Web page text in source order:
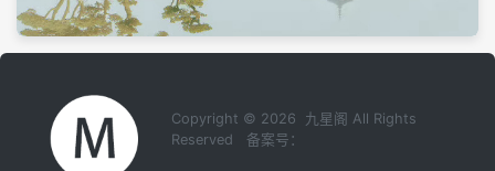
Copyright © 2026 九星阁 All Rights
Reserved 备案号：